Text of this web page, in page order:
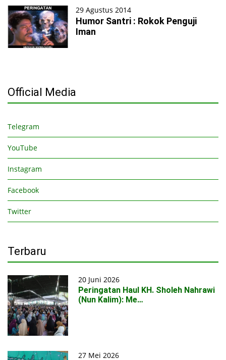
29 Agustus 2014
Humor Santri : Rokok Penguji
Iman
Official Media
Telegram
YouTube
Instagram
Facebook
Twitter
Terbaru
20 Juni 2026
Peringatan Haul KH. Sholeh Nahrawi
(Nun Kalim): Me…
27 Mei 2026